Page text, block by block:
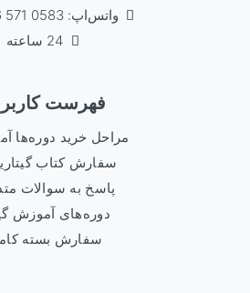
واتس‌اپ: 0583 571 98936+
24 ساعته
فهرست
مراحل خرید دوره‌ها
سفارش کتاب
پاسخ به سوالات
دوره‌های آموزش
سفارش بسته